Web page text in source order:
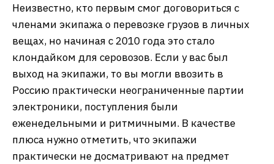
Неизвестно, кто первым смог договориться с
членами экипажа о перевозке грузов в личных
вещах, но начиная с 2010 года это стало
клондайком для серовозов. Если у вас был
выход на экипажи, то вы могли ввозить в
Россию практически неограниченные партии
электроники, поступления были
еженедельными и ритмичными. В качестве
плюса нужно отметить, что экипажи
практически не досматривают на предмет